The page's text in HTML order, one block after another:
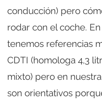
conducción) pero
rodar con el coche.
tenemos referencias
CDTI (homologa 4,3
mixto) pero en
son orientativos